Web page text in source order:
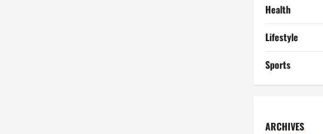
Health
Lifestyle
Sports
ARCHIVES